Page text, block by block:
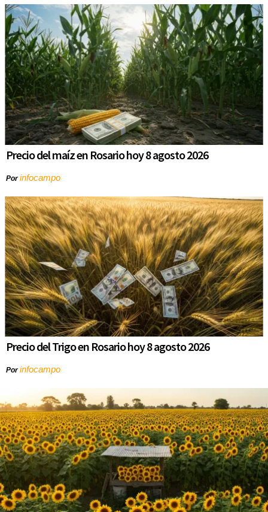
Precio del maíz en Rosario hoy 8 agosto 2026
Porinfocampo
Precio del Trigo en Rosario hoy 8 agosto 2026
Porinfocampo